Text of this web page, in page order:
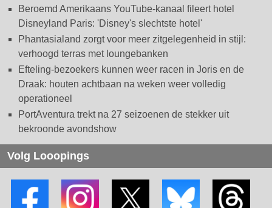
Beroemd Amerikaans YouTube-kanaal fileert hotel
Disneyland Paris: 'Disney's slechtste hotel'
Phantasialand zorgt voor meer zitgelegenheid in stijl:
verhoogd terras met loungebanken
Efteling-bezoekers kunnen weer racen in Joris en de
Draak: houten achtbaan na weken weer volledig
operationeel
PortAventura trekt na 27 seizoenen de stekker uit
bekroonde avondshow
Volg Looopings